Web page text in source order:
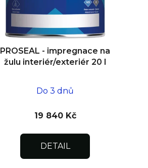
PROSEAL - impregnace na
žulu interiér/exteriér 20 l
Do 3 dnů
19 840 Kč
DETAIL